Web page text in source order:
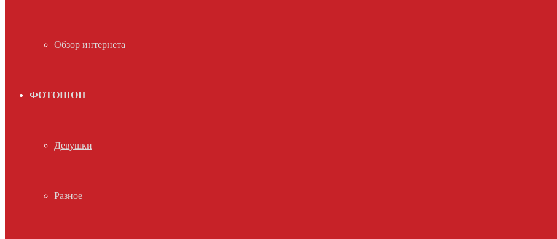
Обзор интернета
ФОТОШОП
Девушки
Разное